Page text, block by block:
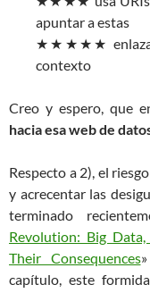
apuntar a estas
★★★★★ enlaza
contexto
Creo y espero, que
hacia esa web de
Respecto a 2), el
y acrecentar las
terminado
Revolution: Big
Their Consequences
capítulo, este